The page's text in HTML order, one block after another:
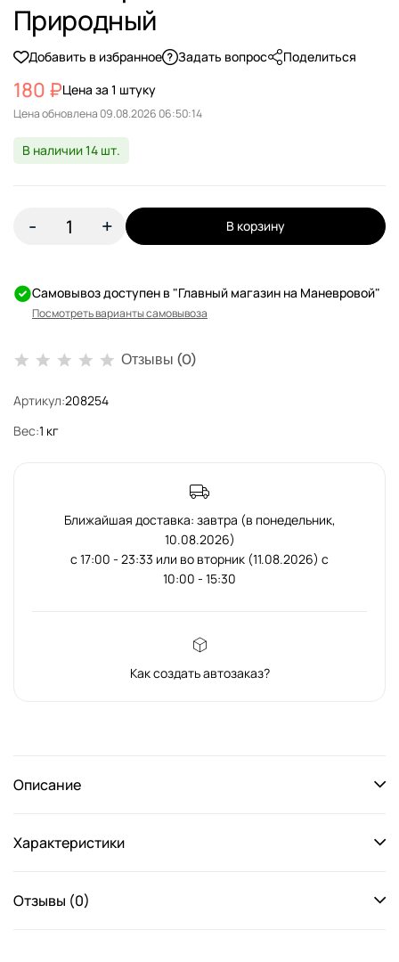
Природный
Добавить в избранное Задать вопрос Поделиться
180 ₽Цена за 1 штуку
Цена обновлена
В наличии 14 шт.
- + В корзину
Самовывоз доступен в "Главный магазин на Маневровой"
Посмотреть варианты самовывоза
Отзывы (0)
Артикул:208254
Вес:1 кг
Ближайшая доставка: завтра (в понедельник,
10.08.2026)
с 17:00 - 23:33 или во вторник (11.08.2026) с
10:00 - 15:30
Как создать автозаказ?
Описание
Характеристики
Отзывы (0)